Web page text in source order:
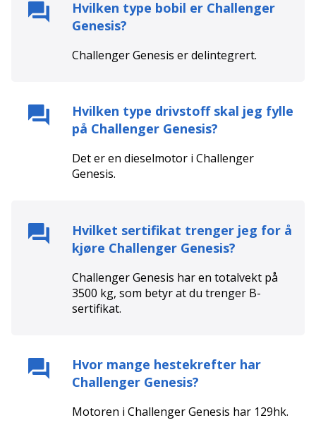
Hvilken type bobil er Challenger
Genesis?
Challenger Genesis erdelintegrert.
Hvilken type drivstoff skal jeg fylle
på Challenger Genesis?
Det er en dieselmotor i Challenger
Genesis.
Hvilket sertifikat trenger jeg for å
kjøre Challenger Genesis?
Challenger Genesis har en totalvekt på
3500 kg, som betyr at du trenger B-
sertifikat.
Hvor mange hestekrefter har
Challenger Genesis?
Motoren i Challenger Genesis har 129hk.